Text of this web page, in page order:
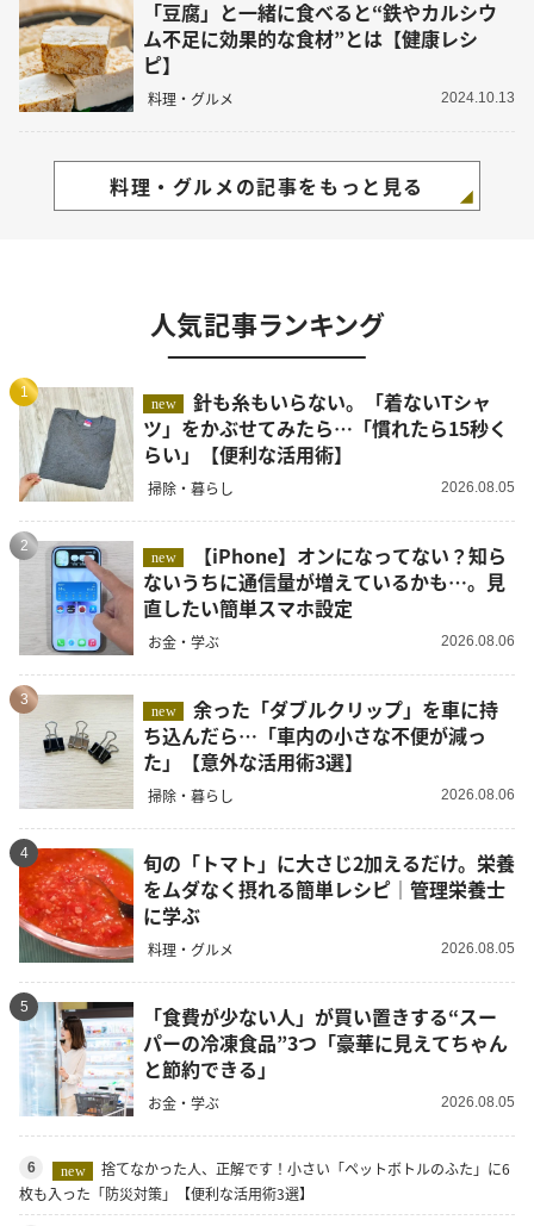
「豆腐」と一緒に食べると“鉄やカルシウ
ム不足に効果的な食材”とは【健康レシ
ピ】
料理・グルメ 2024.10.13
料理・グルメの記事をもっと見る
人気記事ランキング
1
new
針も糸もいらない。「着ないTシャ
ツ」をかぶせてみたら…「慣れたら15秒く
らい」【便利な活用術】
掃除・暮らし 2026.08.05
2
new
ないうちに通信量が増えているかも…。見
直したい簡単スマホ設定
お金・学ぶ 2026.08.06
3
new
余った「ダブルクリップ」を車に持
ち込んだら…「車内の小さな不便が減っ
た」【意外な活用術3選】
掃除・暮らし 2026.08.06
4
旬の「トマト」に大さじ2加えるだけ。栄養
をムダなく摂れる簡単レシピ｜管理栄養士
に学ぶ
料理・グルメ 2026.08.05
5
「食費が少ない人」が買い置きする“スー
パーの冷凍食品”3つ「豪華に見えてちゃん
と節約できる」
お金・学ぶ 2026.08.05
6 new
捨てなかった人、正解です！小さい「ペットボトルのふた」に6
枚も入った「防災対策」【便利な活用術3選】